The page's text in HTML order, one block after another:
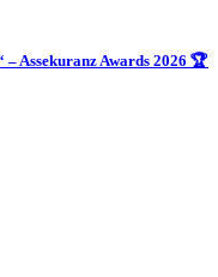
Assekuranz Awards 2026 🏆